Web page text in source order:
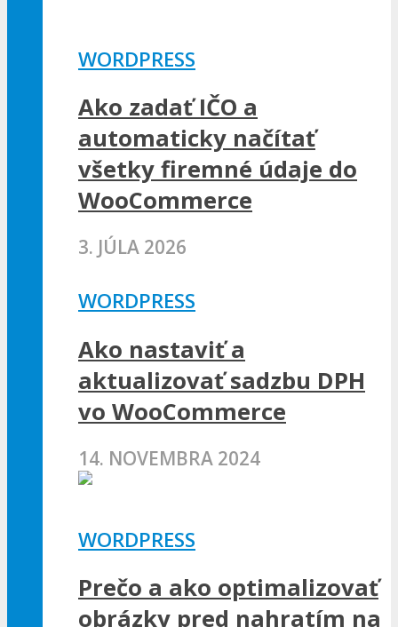
WORDPRESS
Ako zadať IČO a
automaticky načítať
všetky firemné údaje do
WooCommerce
3. JÚLA 2026
WORDPRESS
Ako nastaviť a
aktualizovať sadzbu DPH
vo WooCommerce
14. NOVEMBRA 2024
WORDPRESS
Prečo a ako optimalizovať
obrázky pred nahratím na